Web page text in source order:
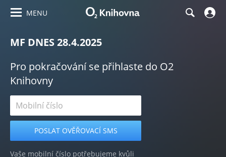
MENU
MF DNES 28.4.2025
Pro pokračování se přihlaste do O2
Knihovny
Vaše mobilní číslo potřebujeme kvůli